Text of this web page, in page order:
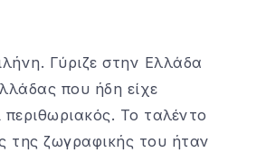
Γύριζε στην Ελλάδα
που ήδη είχε
Το ταλέντο
της ζωγραφικής του ήταν